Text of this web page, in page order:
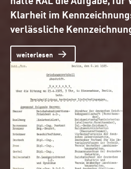
Klarheit im
verlässliche
weiterlesen